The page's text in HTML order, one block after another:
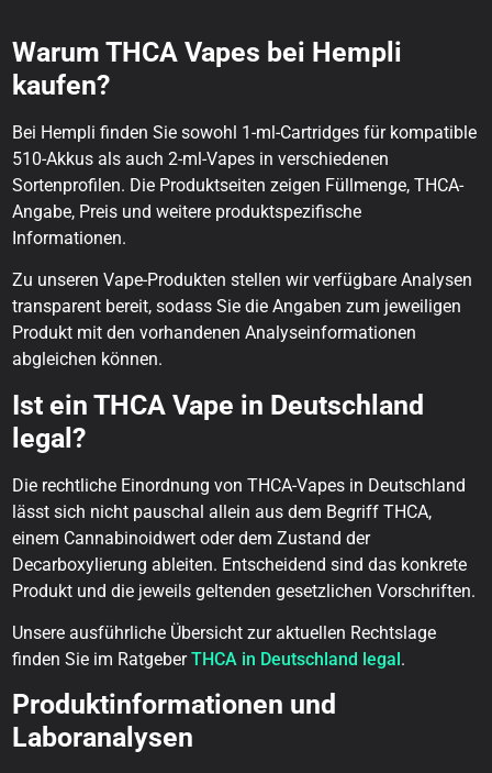
Warum THCA Vapes bei Hempli
kaufen?
Bei Hempli finden Sie sowohl 1-ml-Cartridges für kompatible
510-Akkus als auch 2-ml-Vapes in verschiedenen
Sortenprofilen. Die Produktseiten zeigen Füllmenge, THCA-
Angabe, Preis und weitere produktspezifische
Informationen.
Zu unseren Vape-Produkten stellen wir verfügbare Analysen
transparent bereit, sodass Sie die Angaben zum jeweiligen
Produkt mit den vorhandenen Analyseinformationen
abgleichen können.
Ist ein THCA Vape in Deutschland
legal?
Die rechtliche Einordnung von THCA-Vapes in Deutschland
lässt sich nicht pauschal allein aus dem Begriff THCA,
einem Cannabinoidwert oder dem Zustand der
Decarboxylierung ableiten. Entscheidend sind das konkrete
Produkt und die jeweils geltenden gesetzlichen Vorschriften.
Unsere ausführliche Übersicht zur aktuellen Rechtslage
finden Sie im RatgeberTHCA in Deutschland legal.
Produktinformationen und
Laboranalysen